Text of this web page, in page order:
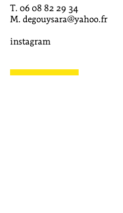
T. 06 08 82 29 34
M. degouysara@yahoo.fr
instagram